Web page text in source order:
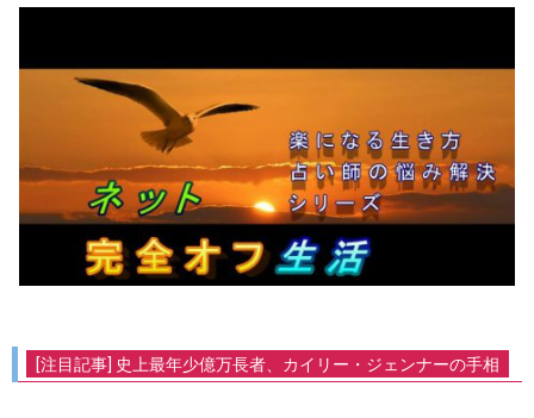
[注目記事] 史上最年少億万長者、カイリー・ジェンナーの手相